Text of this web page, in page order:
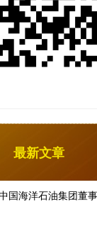
最新文章
国海洋石油集团董